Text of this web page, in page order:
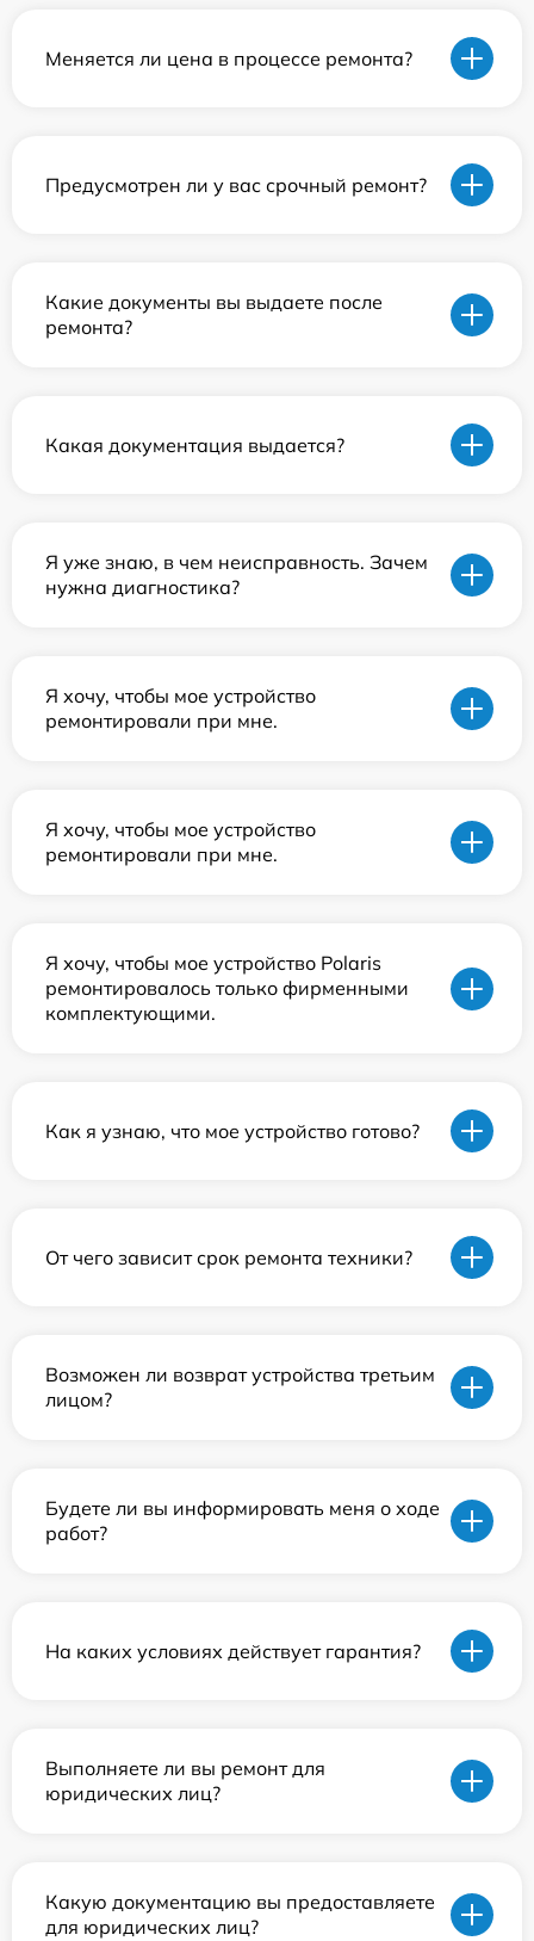
Меняется ли цена в процессе ремонта?
Предусмотрен ли у вас срочный ремонт?
Какие документы вы выдаете после
ремонта?
Какая документация выдается?
Я уже знаю, в чем неисправность. Зачем
нужна диагностика?
Я хочу, чтобы мое устройство
ремонтировали при мне.
Я хочу, чтобы мое устройство
ремонтировали при мне.
Я хочу, чтобы мое устройство Polaris
ремонтировалось только фирменными
комплектующими.
Как я узнаю, что мое устройство готово?
От чего зависит срок ремонта техники?
Возможен ли возврат устройства третьим
лицом?
Будете ли вы информировать меня о ходе
работ?
На каких условиях действует гарантия?
Выполняете ли вы ремонт для
юридических лиц?
Какую документацию вы предоставляете
для юридических лиц?